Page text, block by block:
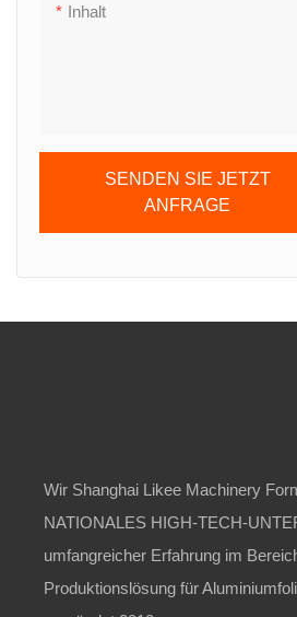
Inhalt
SENDEN SIE JETZT
ANFRAGE
Wir Shanghai Likee Machinery
NATIONALES HIGH-TECH-
umfangreicher Erfahrung im
Produktionslösung für